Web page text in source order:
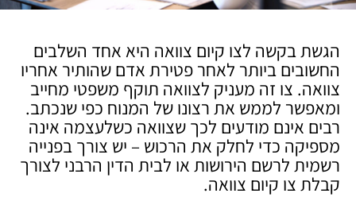
הגשת בקשה לצו קיום צוואה היא אחד השלבים
החשובים ביותר לאחר פטירת אדם שהותיר אחריו
צוואה. צו זה מעניק לצוואה תוקף משפטי מחייב
ומאפשר לממש את רצונו של המנוח כפי שנכתב.
רבים אינם מודעים לכך שצוואה כשלעצמה אינה
מספיקה כדי לחלק את הרכוש – יש צורך בפנייה
רשמית לרשם הירושות או לבית הדין הרבני לצורך
קבלת צו קיום צוואה.